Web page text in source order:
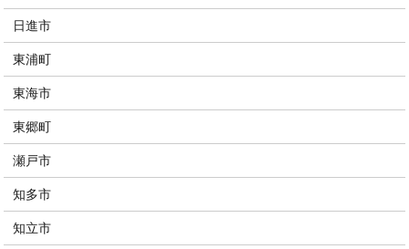
日進市
東浦町
東海市
東郷町
瀬戸市
知多市
知立市